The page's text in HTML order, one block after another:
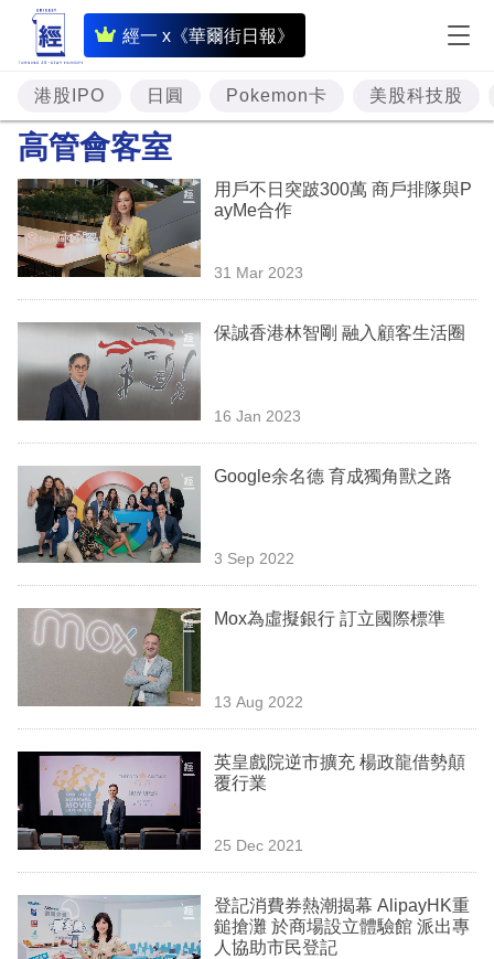
經一 x《華爾街日報》
即
時
財
經
題
投
資
樓
市
理
商
業
科
技
職
場
生
時
事
欄
訂
港股IPO 日圓 Pokemon卡 美股科技股
高管會客室
用戶不日突跛300萬 商戶排隊與P
ayMe合作
31 Mar 2023
保誠香港林智剛 融入顧客生活圈
16 Jan 2023
Google余名德 育成獨角獸之路
3 Sep 2022
Mox為虛擬銀行 訂立國際標準
13 Aug 2022
英皇戲院逆市擴充 楊政龍借勢顛
覆行業
25 Dec 2021
登記消費券熱潮揭幕 AlipayHK重
鎚搶灘 於商場設立體驗館 派出專
人協助市民登記